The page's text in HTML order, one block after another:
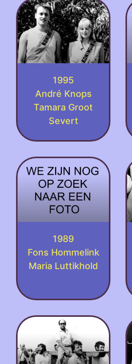
1995
André Knops
Tamara Groot
Severt
1989
Fons Hommelink
Maria Luttikhold